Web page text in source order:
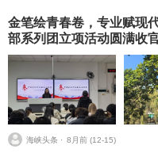
金笔绘青春卷，专业赋现
部系列团立项活动圆满收
海峡头条 ⋅ 8月前 (12-15)